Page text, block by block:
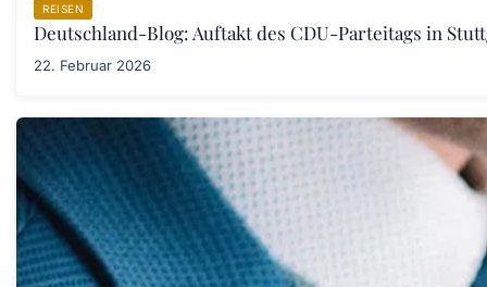
REISEN
Deutschland-Blog: Auftakt des CDU-Parteitags in
22. Februar 2026